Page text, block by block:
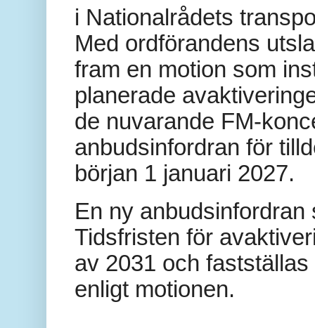
i Nationalrådets
Med ordförandens
fram en motion som
planerade
de nuvarande FM-
anbudsinfordran för
början 1 januari 2027.
En ny
Tidsfristen för
av 2031 och
enligt motionen.